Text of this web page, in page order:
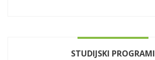
STUDIJSKI PROGRAMI